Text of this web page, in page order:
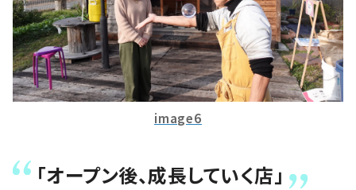
image6
「オープン後、成長していく店」